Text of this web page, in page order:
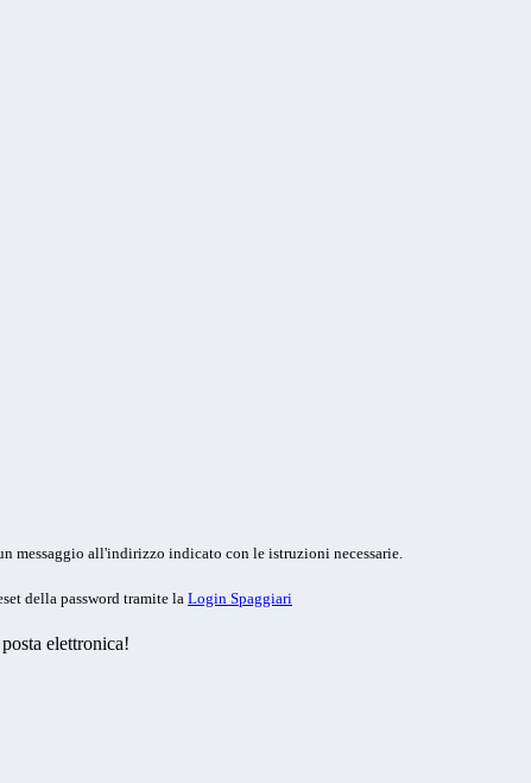
messaggio all'indirizzo indicato con le istruzioni necessarie.
della password tramite la Login Spaggiari
elettronica!